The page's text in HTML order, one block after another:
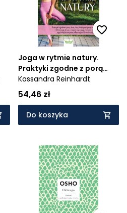
Joga w rytmie natury.
Praktyki zgodne z porą
dnia, fazą Księżyca i porą
roku. Eliminacja stresu i
napięć z yin jogą, vinyasa
jogą, jogą księżycową oraz
afirmacjami i medytacjami
Kassandra Reinhardt
54,46 zł
Do koszyka